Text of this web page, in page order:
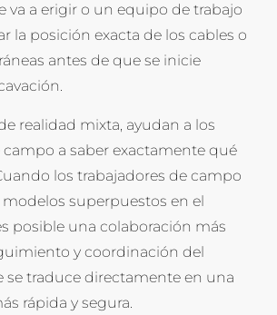
va a erigir o un equipo de trabajo
la posición exacta de los cables o
antes de que se inicie
realidad mixta, ayudan a los
a saber exactamente qué
los trabajadores de campo
superpuestos en el
posible una colaboración más
y coordinación del
se traduce directamente en una
rápida y segura.